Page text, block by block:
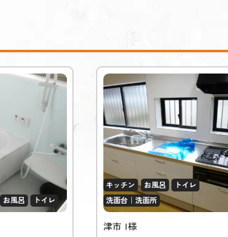
お風呂 トイレ
キッチン お風呂
トイレ
洗面台｜洗面所
津市 I様